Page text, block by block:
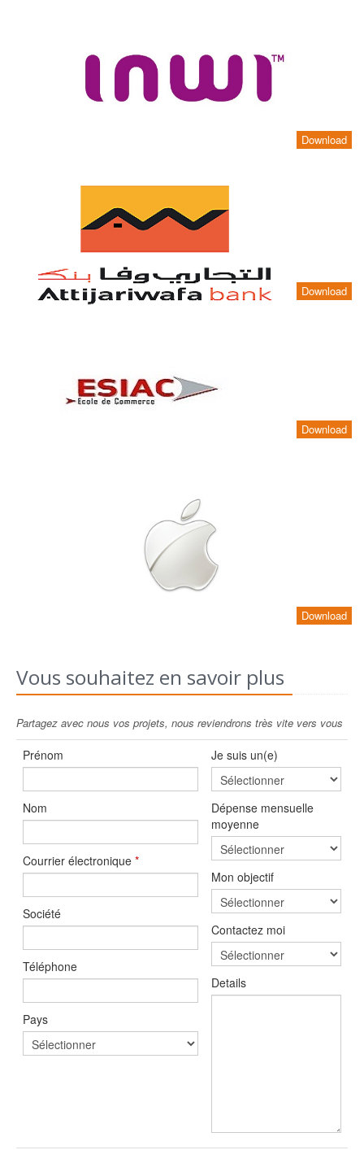
Download
Download
Download
Download
Vous souhaitez en savoir plus
Partagez avec nous vos projets, nous reviendrons très vite vers vous
Prénom
Nom
Courrier électronique *
Société
Téléphone
Pays
Je suis un(e)
Dépense mensuelle
moyenne
Mon objectif
Contactez moi
Details